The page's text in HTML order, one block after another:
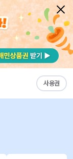
사용권